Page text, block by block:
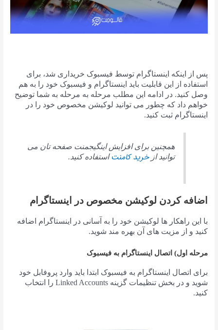
پس از اینکه اینستاگرام توسط فیسبوک خریداری شد، برای
استفاده از این قابلیت باید اینستاگرام و فیسبوک خود را به هم
وصل کنید. در ادامه این مطلب مرحله به مرحله به شما توضیح
خواهم داد که چطور می توانید لوکیشن مخصوص خود را در
اینستاگرام ثبت کنید.
همچنین برای افزایش اینگیجمنت صفحه تان می
توانید ازخرید کامنت استفاده کنید.
اضافه کردن لوکیشن مخصوص در اینستاگرام
با این راهکار ها لوکیشن خود را به آسانی در اینستاگرام اضافه
کنید و از مزیت های آن بهره مند شوید.
مرحله اول) اتصال اینستاگرام به فیسبوک
برای اتصال اینستاگرام به فیسبوک ابتدا باید وارد پروفابل خود
شوید و در بخش تنظیمات گزینه Linked Accounts را انتخاب
کنید.